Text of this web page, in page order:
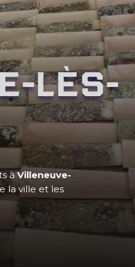
lès-
à Villeneuve-
la ville et les